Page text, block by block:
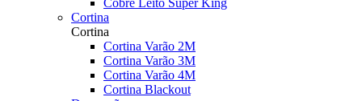
Cobre Leito Super King
Cortina
Cortina
Cortina Varão 2M
Cortina Varão 3M
Cortina Varão 4M
Cortina Blackout